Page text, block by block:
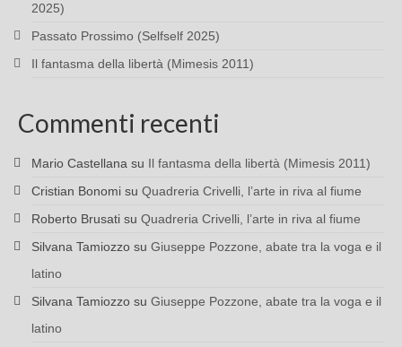
2025)
Passato Prossimo (Selfself 2025)
Il fantasma della libertà (Mimesis 2011)
Commenti recenti
Mario Castellana su Il fantasma della libertà (Mimesis 2011)
Cristian Bonomi su Quadreria Crivelli, l’arte in riva al fiume
Roberto Brusati su Quadreria Crivelli, l’arte in riva al fiume
Silvana Tamiozzo su Giuseppe Pozzone, abate tra la voga e il
latino
Silvana Tamiozzo su Giuseppe Pozzone, abate tra la voga e il
latino